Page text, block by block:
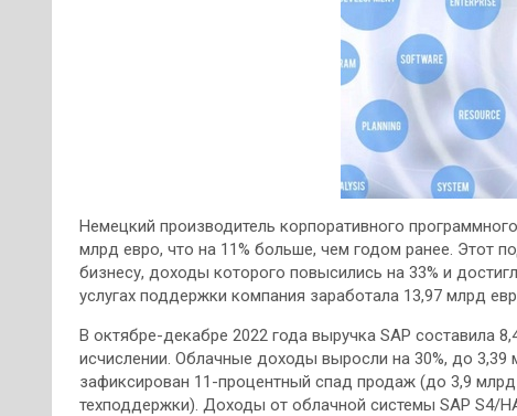
Немецкий производитель корпоративного
млрд евро, что на 11% больше, чем годом ранее. Этот
бизнесу, доходы которого повысились на 33% и
услугах поддержки компания заработала 13,97 млрд
В октябре-декабре 2022 года выручка SAP составила
исчислении. Облачные доходы выросли на 30%, до 3,39
зафиксирован 11-процентный спад продаж (до 3,9
техподдержки). Доходы от облачной системы SAP S4/